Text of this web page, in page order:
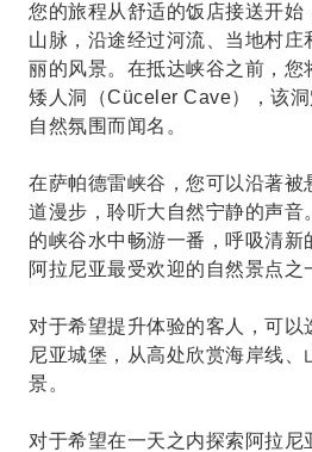
您的旅程从舒适的饭店接送开始
山脉，沿途经过河流、当地村庄
丽的风景。在抵达峡谷之前，您
矮人洞（Cüceler Cave），该
自然氛围而闻名。
在萨帕德雷峡谷，您可以沿著被
道漫步，聆听大自然宁静的声音
的峡谷水中畅游一番，呼吸清新
阿拉尼亚最受欢迎的自然景点之
对于希望提升体验的客人，可以
尼亚城堡，从高处欣赏海岸线、
景。
对于希望在一天之内探索阿拉尼